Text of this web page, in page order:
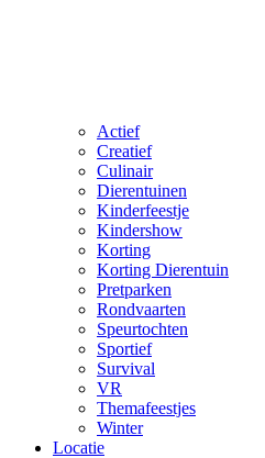
Actief
Creatief
Culinair
Dierentuinen
Kinderfeestje
Kindershow
Korting
Korting Dierentuin
Pretparken
Rondvaarten
Speurtochten
Sportief
Survival
VR
Themafeestjes
Winter
Locatie